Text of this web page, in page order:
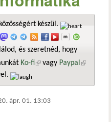
készül.
és szeretnéd, hogy
Ko-fi(külső hivatkozás)
vagy Paypal
ápr. 01. 13:03